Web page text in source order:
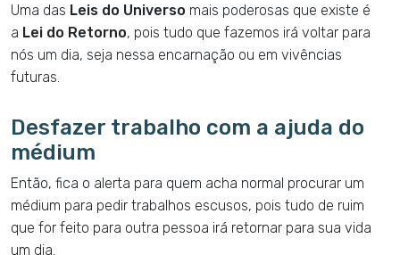
Uma das Leis do Universo mais poderosas que existe é
a Lei do Retorno, pois tudo que fazemos irá voltar para
nós um dia, seja nessa encarnação ou em vivências
futuras.
Desfazer trabalho com a ajuda do
médium
Então, fica o alerta para quem acha normal procurar um
médium para pedir trabalhos escusos, pois tudo de ruim
que for feito para outra pessoa irá retornar para sua vida
um dia.